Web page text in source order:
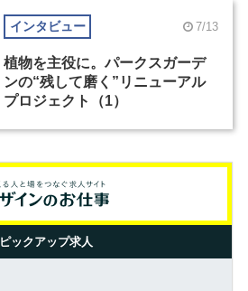
インタビュー 7/13
植物を主役に。パークスガーデ
ンの“残して磨く”リニューアル
プロジェクト（1）
ピックアップ求人